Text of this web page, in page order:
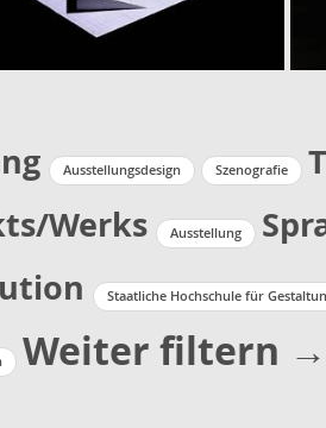
Ausstellungsdesign Szenografie
Werks
Ausstellung
Staatliche Hochschule für
Weiter filtern →